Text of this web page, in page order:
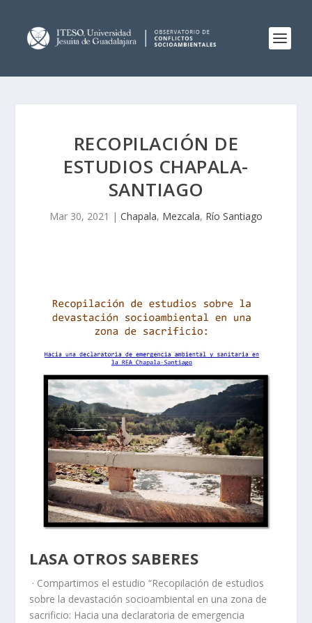
RECOPILACIÓN DE
ESTUDIOS CHAPALA-
SANTIAGO
Mar 30, 2021 | Chapala, Mezcala, Río Santiago
LASA OTROS SABERES
· Compartimos el estudio “Recopilación de estudios
sobre la devastación socioambiental en una zona de
sacrificio: Hacia una declaratoria de emergencia